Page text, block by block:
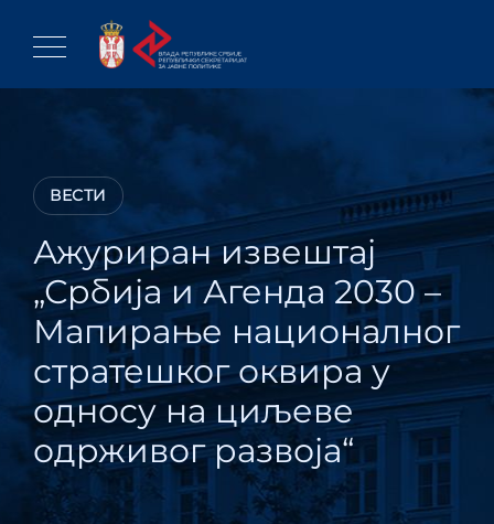
content
ВЕСТИ
Ажуриран извештај
„Србија и Агенда 2030 –
Мапирање националног
стратешког оквира у
односу на циљеве
одрживог развоја“